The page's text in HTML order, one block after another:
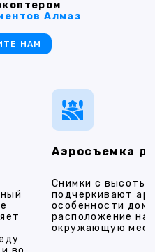
Аэросъемка
Снимки с высоты
подчеркивают
особенности
расположение на
окружающую
Алмаз
НАМ